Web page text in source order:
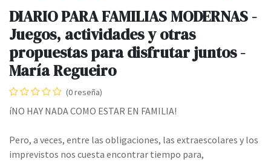
DIARIO PARA FAMILIAS MODERNAS -
Juegos, actividades y otras
propuestas para disfrutar juntos -
María Regueiro
(0 reseña)
íNO HAY NADA COMO ESTAR EN FAMILIA!
Pero, a veces, entre las obligaciones, las extraescolares y los
imprevistos nos cuesta encontrar tiempo para,